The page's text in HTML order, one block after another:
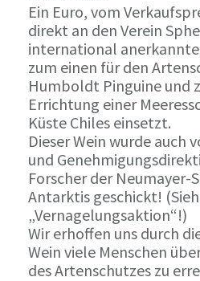
Ein Euro, vom
direkt an den Verein
international
zum einen für den
Humboldt Pinguine und
Errichtung einer
Küste Chiles einsetzt.
Dieser Wein wurde auch
und
Forscher der Neumayer-
Antarktis geschickt!
„Vernagelungsaktion“!)
Wir erhoffen uns durch
Wein viele Menschen
des Artenschutzes zu